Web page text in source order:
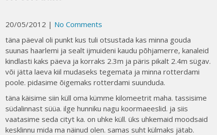
20/05/2012 | No Comments
täna päeval oli punkt kus tuli otsustada kas minna gouda
suunas haarlemi ja sealt ijmuideni kaudu põhjamerre, kanaleid
kindlasti kaks päeva ja korraks 2.3m ja päris pikalt 2.4m sügav.
või jätta laeva kiil mudaseks tegemata ja minna rotterdami
poole. pidasime õigemaks rotterdami suunduda.
täna käisime siin küll oma kümme kilomeetrit maha. tassisime
südalinnast süüa. ilge hunniku nagu koormaeeslid. ja siis
vaatasime seda cityt ka. on uhke küll. üks uhkemaid moodsaid
kesklinnu mida ma näinud olen. samas suht külmaks jätab.